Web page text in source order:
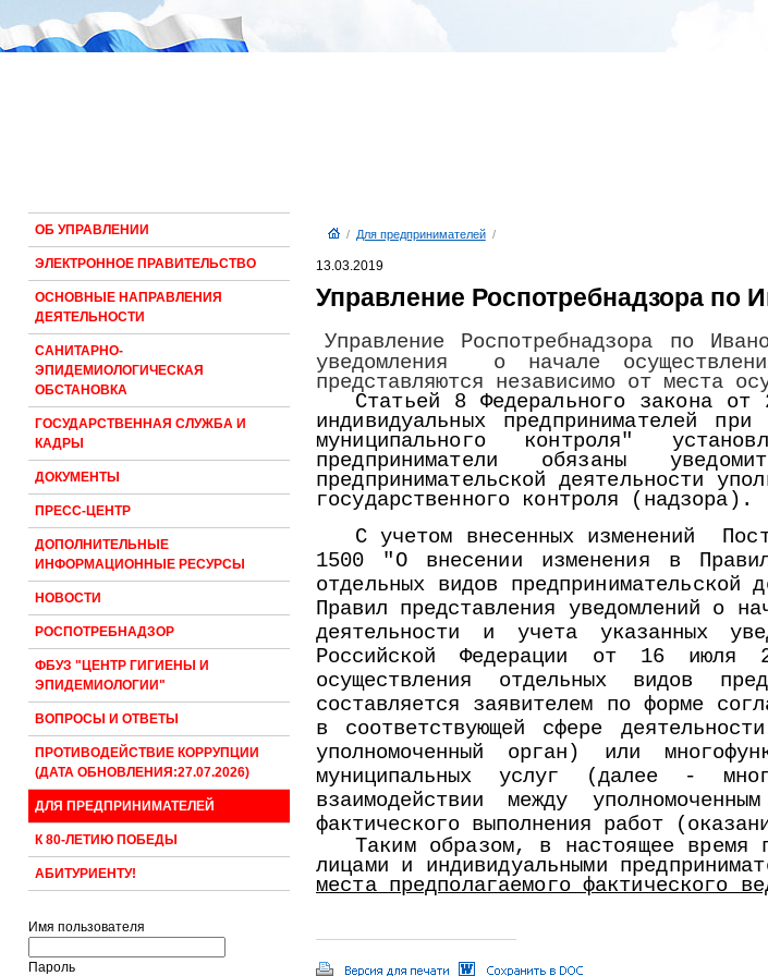
ОБ УПРАВЛЕНИИ
ЭЛЕКТРОННОЕ ПРАВИТЕЛЬСТВО
ОСНОВНЫЕ НАПРАВЛЕНИЯ
ДЕЯТЕЛЬНОСТИ
САНИТАРНО-
ЭПИДЕМИОЛОГИЧЕСКАЯ
ОБСТАНОВКА
ГОСУДАРСТВЕННАЯ СЛУЖБА И
КАДРЫ
ДОКУМЕНТЫ
ПРЕСС-ЦЕНТР
ДОПОЛНИТЕЛЬНЫЕ
ИНФОРМАЦИОННЫЕ РЕСУРСЫ
НОВОСТИ
РОСПОТРЕБНАДЗОР
ФБУЗ "ЦЕНТР ГИГИЕНЫ И
ЭПИДЕМИОЛОГИИ"
ВОПРОСЫ И ОТВЕТЫ
ПРОТИВОДЕЙСТВИЕ КОРРУПЦИИ
(ДАТА ОБНОВЛЕНИЯ:27.07.2026)
ДЛЯ ПРЕДПРИНИМАТЕЛЕЙ
К 80-ЛЕТИЮ ПОБЕДЫ
АБИТУРИЕНТУ!
Имя пользователя
Пароль
/ Для предпринимателей/
13.03.2019
Управление Роспотребнадзора по
Управление Роспотребнадзора по
уведомления о начале
представляются независимо от места
Статьей 8 Федерального закона
индивидуальных предпринимателей
муниципального контроля"
предприниматели обязаны
предпринимательской деятельности
государственного контроля (надзора).
С учетом внесенных изменений
1500 "О внесении изменения в
отдельных видов
Правил представления уведомлений о
деятельности и учета указанных
Российской Федерации от 16
осуществления отдельных видов
составляется заявителем по форме
в соответствующей сфере
уполномоченный орган) или
муниципальных услуг (далее -
взаимодействии между
фактического выполнения работ
Таким образом, в настоящее время
лицами и индивидуальными
места предполагаемого фактического